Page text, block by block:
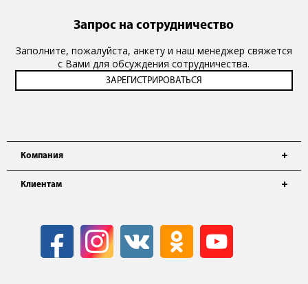
Компания
Клиентам
Запрос на сотрудничество
Заполните, пожалуйста, анкету и наш менеджер свяжется
с Вами для обсуждения сотрудничества.